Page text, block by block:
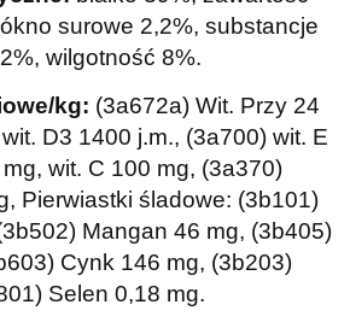
surowe 2,2%, substancje
wilgotność 8%.
kg: (3a672a) Wit. Przy 24
D3 1400 j.m., (3a700) wit. E
wit. C 100 mg, (3a370)
Pierwiastki śladowe: (3b101)
Mangan 46 mg, (3b405)
Cynk 146 mg, (3b203)
Selen 0,18 mg.